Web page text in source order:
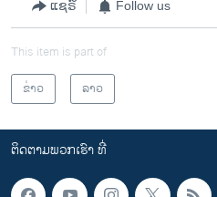
ແຊຣ໌ Follow us
This item is part of
ຂ່າວ
ລາວ
ຕິດຕາມພວກເຮົາ ທີ່